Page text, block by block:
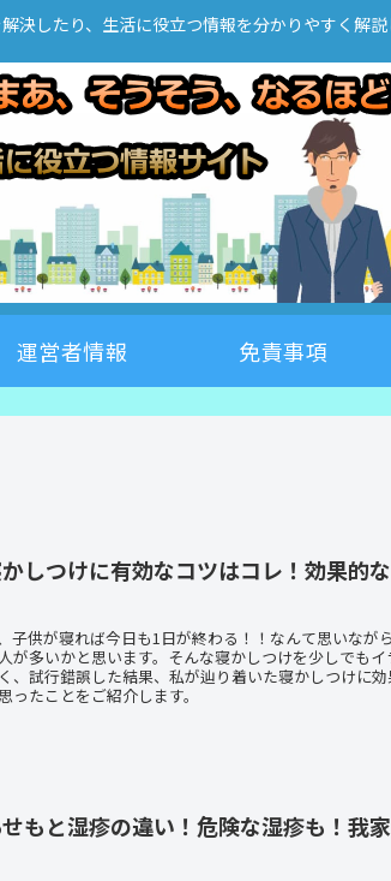
決したり、生活に役立つ情報を分かりやすく解説
運営者情報 免責事項
しつけに有効なコツはコレ！効果的な
子供が寝れば今日も1日が終わる！！なんて思いながら
が多いかと思います。そんな寝かしつけを少しでもイ
、試行錯誤した結果、私が辿り着いた寝かしつけに
ったことをご紹介します。
もと湿疹の違い！危険な湿疹も！我家